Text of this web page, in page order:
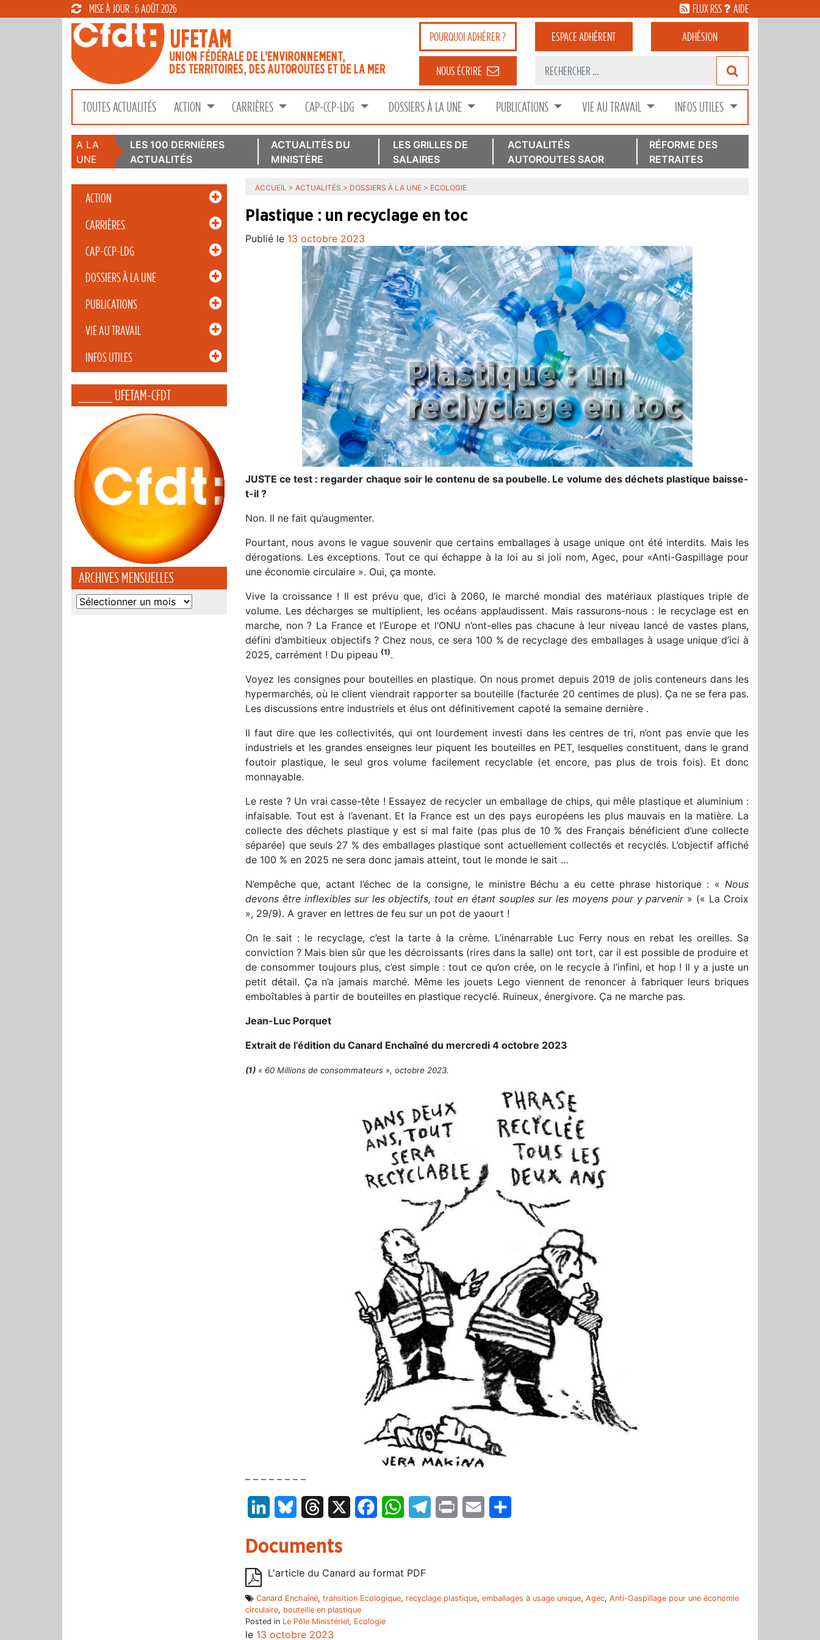
MISE À JOUR : 6 AOÛT 2026 FLUX RSS AIDE
POURQUOIADHÉRER ? ESPACEADHÉRENT ADHÉSION
NOUS ÉCRIRE
TOUTES ACTUALITÉS ACTION CARRIÈRES CAP-CCP-LDG DOSSIERS À LA UNE PUBLICATIONS VIE AU TRAVAIL INFOS UTILES
A LA
UNE
LES 100 DERNIÈRES
ACTUALITÉS
ACTUALITÉS DU
MINISTÈRE
LES GRILLES DE
SALAIRES
ACTUALITÉS
AUTOROUTES SAOR
RÉFORME DES
RETRAITES
ACTION
CARRIÈRES
CAP-CCP-LDG
DOSSIERS À LA UNE
PUBLICATIONS
VIE AU TRAVAIL
INFOS UTILES
_____ UFETAM-CFDT
ARCHIVES MENSUELLES
Archives
ACCUEIL > ACTUALITÉS > DOSSIERS À LA UNE > ECOLOGIE
Plastique : un recyclage en toc
Publié le 13 octobre 2023
JUSTE ce test : regarder chaque soir le contenu de sa poubelle. Le volume des déchets plastique baisse-
t-il ?
Non. Il ne fait qu’augmenter.
Pourtant, nous avons le vague souvenir que certains emballages à usage unique ont été interdits. Mais les
dérogations. Les exceptions. Tout ce qui échappe à la loi au si joli nom, Agec, pour «Anti-Gaspillage pour
une économie circulaire ». Oui, ça monte.
Vive la croissance ! Il est prévu que, d’ici à 2060, le marché mondial des matériaux plastiques triple de
volume. Les décharges se multiplient, les océans applaudissent. Mais rassurons-nous : le recyclage est en
marche, non ? La France et l’Europe et l’ONU n’ont-elles pas chacune à leur niveau lancé de vastes plans,
défini d’ambitieux objectifs ? Chez nous, ce sera 100 % de recyclage des emballages à usage unique d’ici à
2025, carrément ! Du pipeau (1).
Voyez les consignes pour bouteilles en plastique. On nous promet depuis 2019 de jolis conteneurs dans les
hypermarchés, où le client viendrait rapporter sa bouteille (facturée 20 centimes de plus). Ça ne se fera pas.
Les discussions entre industriels et élus ont définitivement capoté la semaine dernière .
Il faut dire que les collectivités, qui ont lourdement investi dans les centres de tri, n’ont pas envie que les
industriels et les grandes enseignes leur piquent les bouteilles en PET, lesquelles constituent, dans le grand
foutoir plastique, le seul gros volume facilement recyclable (et encore, pas plus de trois fois). Et donc
monnayable.
Le reste ? Un vrai casse-tête ! Essayez de recycler un emballage de chips, qui mêle plastique et aluminium :
infaisable. Tout est à l’avenant. Et la France est un des pays européens les plus mauvais en la matière. La
collecte des déchets plastique y est si mal faite (pas plus de 10 % des Français bénéficient d’une collecte
séparée) que seuls 27 % des emballages plastique sont actuellement collectés et recyclés. L’objectif affiché
de 100 % en 2025 ne sera donc jamais atteint, tout le monde le sait …
N’empêche que, actant l’échec de la consigne, le ministre Béchu a eu cette phrase historique : « Nous
devons être inflexibles sur les objectifs, tout en étant souples sur les moyens pour y parvenir» (« La Croix
», 29/9). A graver en lettres de feu sur un pot de yaourt !
On le sait : le recyclage, c’est la tarte à la crème. L’inénarrable Luc Ferry nous en rebat les oreilles. Sa
conviction ? Mais bien sûr que les décroissants (rires dans la salle) ont tort, car il est possible de produire et
de consommer toujours plus, c’est simple : tout ce qu’on crée, on le recycle à l’infini, et hop ! Il y a juste un
petit détail. Ça n’a jamais marché. Même les jouets Lego viennent de renoncer à fabriquer leurs briques
emboîtables à partir de bouteilles en plastique recyclé. Ruineux, énergivore. Ça ne marche pas.
Jean-Luc Porquet
Extrait de l’édition du Canard Enchaîné du mercredi 4 octobre 2023
(1) « 60 Millions de consommateurs », octobre 2023.
– – – – – – – –
LinkedInBluesky Threads FacebookWhatsAppTelegram
Print Email
Documents
L'article du Canard au format PDF
Canard Enchaîné, transition Ecologique, recyclage plastique, emballages à usage unique, Agec, Anti-Gaspillage pour une économie
circulaire, bouteille en plastique
Posted in Le Pôle Ministériel, Ecologie
le 13 octobre 2023